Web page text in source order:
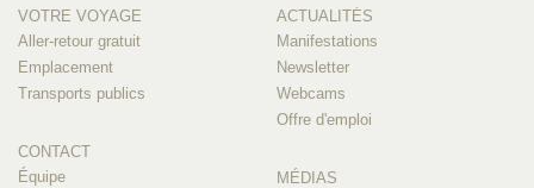
VOTRE VOYAGE
Aller-retour gratuit
Emplacement
Transports publics
CONTACT
Équipe
ACTUALITÉS
Manifestations
Newsletter
Webcams
Offre d'emploi
MÉDIAS